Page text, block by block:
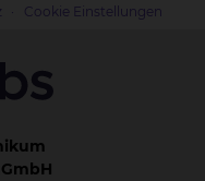
Cookie Einstellungen